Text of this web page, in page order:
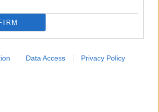
Data Access Privacy Policy
Προσθήκη Σχολίου